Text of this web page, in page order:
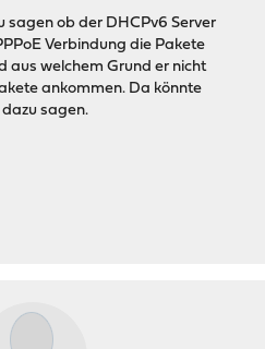
sagen ob der DHCPv6 Server
Verbindung die Pakete
aus welchem Grund er nicht
ankommen. Da könnte
sagen.